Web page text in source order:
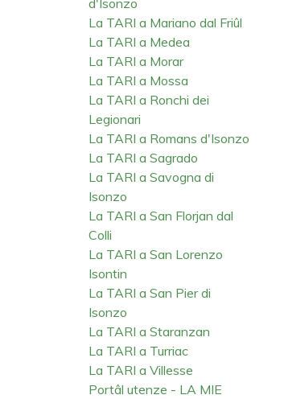
La TARI a Mariano dal Friûl
La TARI a Medea
La TARI a Morar
La TARI a Mossa
La TARI a Ronchi dei
Legionari
La TARI a Romans d'Isonzo
La TARI a Sagrado
La TARI a Savogna di
Isonzo
La TARI a San Florjan dal
Colli
La TARI a San Lorenzo
Isontin
La TARI a San Pier di
Isonzo
La TARI a Staranzan
La TARI a Turriac
La TARI a Villesse
Portâl utenze - LA MIE